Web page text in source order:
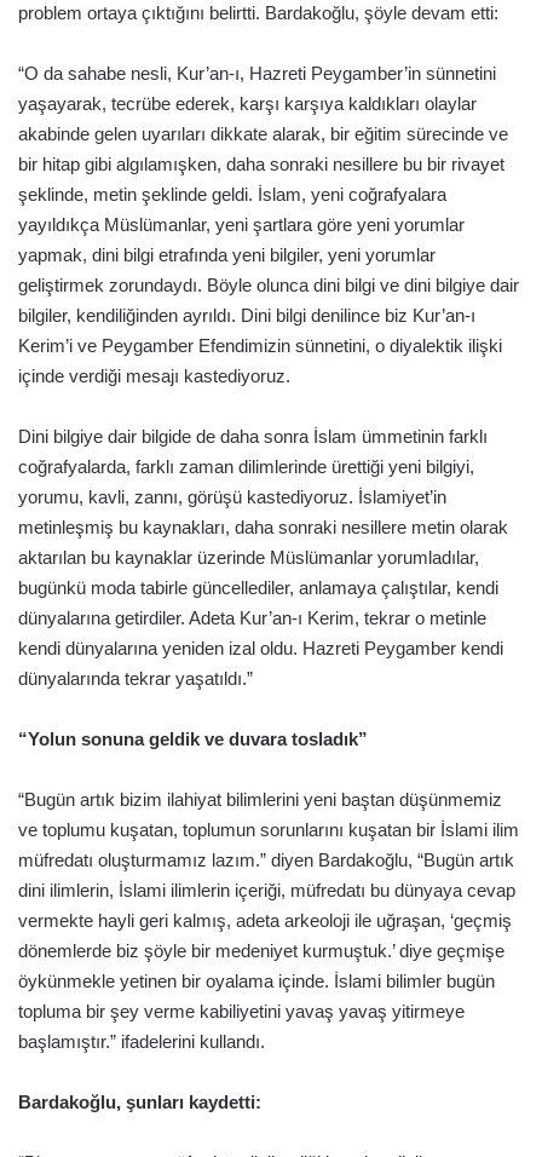
problem ortaya çıktığını belirtti. Bardakoğlu, şöyle devam etti:
“O da sahabe nesli, Kur’an-ı, Hazreti Peygamber’in sünnetini
yaşayarak, tecrübe ederek, karşı karşıya kaldıkları olaylar
akabinde gelen uyarıları dikkate alarak, bir eğitim sürecinde ve
bir hitap gibi algılamışken, daha sonraki nesillere bu bir rivayet
şeklinde, metin şeklinde geldi. İslam, yeni coğrafyalara
yayıldıkça Müslümanlar, yeni şartlara göre yeni yorumlar
yapmak, dini bilgi etrafında yeni bilgiler, yeni yorumlar
geliştirmek zorundaydı. Böyle olunca dini bilgi ve dini bilgiye dair
bilgiler, kendiliğinden ayrıldı. Dini bilgi denilince biz Kur’an-ı
Kerim’i ve Peygamber Efendimizin sünnetini, o diyalektik ilişki
içinde verdiği mesajı kastediyoruz.
Dini bilgiye dair bilgide de daha sonra İslam ümmetinin farklı
coğrafyalarda, farklı zaman dilimlerinde ürettiği yeni bilgiyi,
yorumu, kavli, zannı, görüşü kastediyoruz. İslamiyet’in
metinleşmiş bu kaynakları, daha sonraki nesillere metin olarak
aktarılan bu kaynaklar üzerinde Müslümanlar yorumladılar,
bugünkü moda tabirle güncellediler, anlamaya çalıştılar, kendi
dünyalarına getirdiler. Adeta Kur’an-ı Kerim, tekrar o metinle
kendi dünyalarına yeniden izal oldu. Hazreti Peygamber kendi
dünyalarında tekrar yaşatıldı.”
“Yolun sonuna geldik ve duvara tosladık”
“Bugün artık bizim ilahiyat bilimlerini yeni baştan düşünmemiz
ve toplumu kuşatan, toplumun sorunlarını kuşatan bir İslami ilim
müfredatı oluşturmamız lazım.” diyen Bardakoğlu, “Bugün artık
dini ilimlerin, İslami ilimlerin içeriği, müfredatı bu dünyaya cevap
vermekte hayli geri kalmış, adeta arkeoloji ile uğraşan, ‘geçmiş
dönemlerde biz şöyle bir medeniyet kurmuştuk.’ diye geçmişe
öykünmekle yetinen bir oyalama içinde. İslami bilimler bugün
topluma bir şey verme kabiliyetini yavaş yavaş yitirmeye
başlamıştır.” ifadelerini kullandı.
Bardakoğlu, şunları kaydetti: